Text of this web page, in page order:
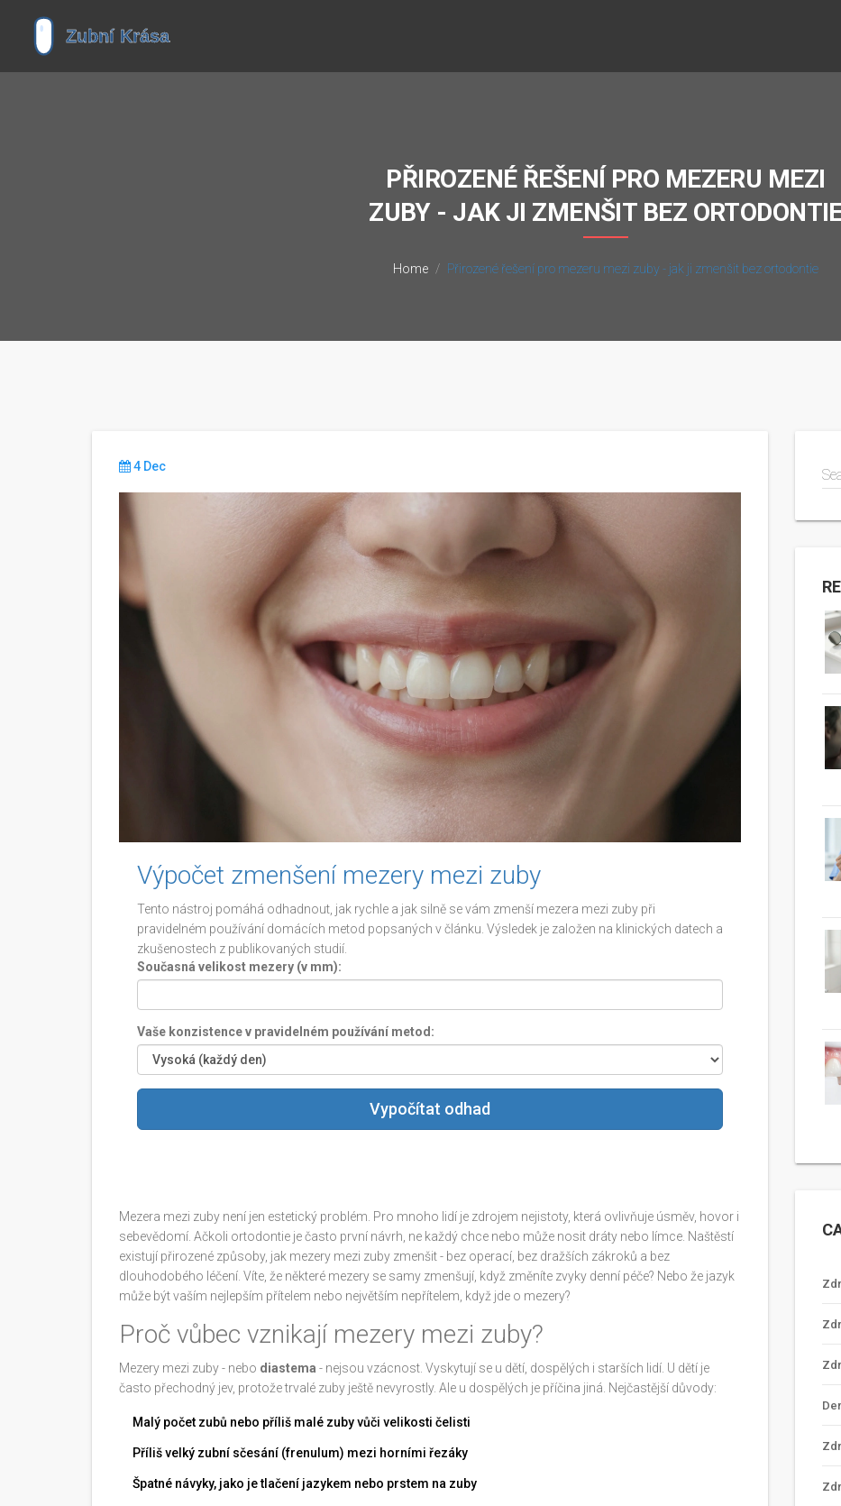
PŘIROZENÉ ŘEŠENÍ PRO MEZERU MEZI
ZUBY - JAK JI ZMENŠIT BEZ
Home Přirozené řešení pro mezeru mezi zuby - jak ji zmenšit bez ortodontie
4 Dec
Výpočet zmenšení mezery mezi zuby
Tento nástroj pomáhá odhadnout, jak rychle a jak silně se vám zmenší mezera mezi zuby při
pravidelném používání domácích metod popsaných v článku. Výsledek je založen na klinických datech a
zkušenostech z publikovaných studií.
Současná velikost mezery (v mm):
Vaše konzistence v pravidelném používání metod:
Vypočítat odhad
Mezera mezi zuby není jen estetický problém. Pro mnoho lidí je zdrojem nejistoty, která ovlivňuje úsměv, hovor i
sebevědomí. Ačkoli ortodontie je často první návrh, ne každý chce nebo může nosit dráty nebo límce. Naštěstí
existují přirozené způsoby, jak mezery mezi zuby zmenšit - bez operací, bez dražších zákroků a bez
dlouhodobého léčení. Víte, že některé mezery se samy zmenšují, když změníte zvyky denní péče? Nebo že jazyk
může být vaším nejlepším přítelem nebo největším nepřítelem, když jde o mezery?
Proč vůbec vznikají mezery mezi zuby?
Mezery mezi zuby - nebo diastema - nejsou vzácnost. Vyskytují se u dětí, dospělých i starších lidí. U dětí je
často přechodný jev, protože trvalé zuby ještě nevyrostly. Ale u dospělých je příčina jiná. Nejčastější důvody:
Malý počet zubů nebo příliš malé zuby vůči velikosti čelisti
Příliš velký zubní sčesání (frenulum) mezi horními řezáky
Špatné návyky, jako je tlačení jazykem nebo prstem na zuby